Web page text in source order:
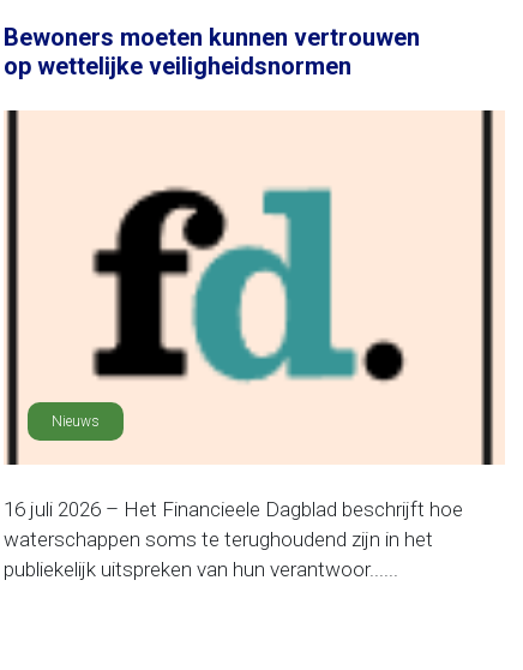
Bewoners moeten kunnen vertrouwen
op wettelijke veiligheidsnormen
Nieuws
16 juli 2026 – Het Financieele Dagblad beschrijft hoe
waterschappen soms te terughoudend zijn in het
publiekelijk uitspreken van hun verantwoor......